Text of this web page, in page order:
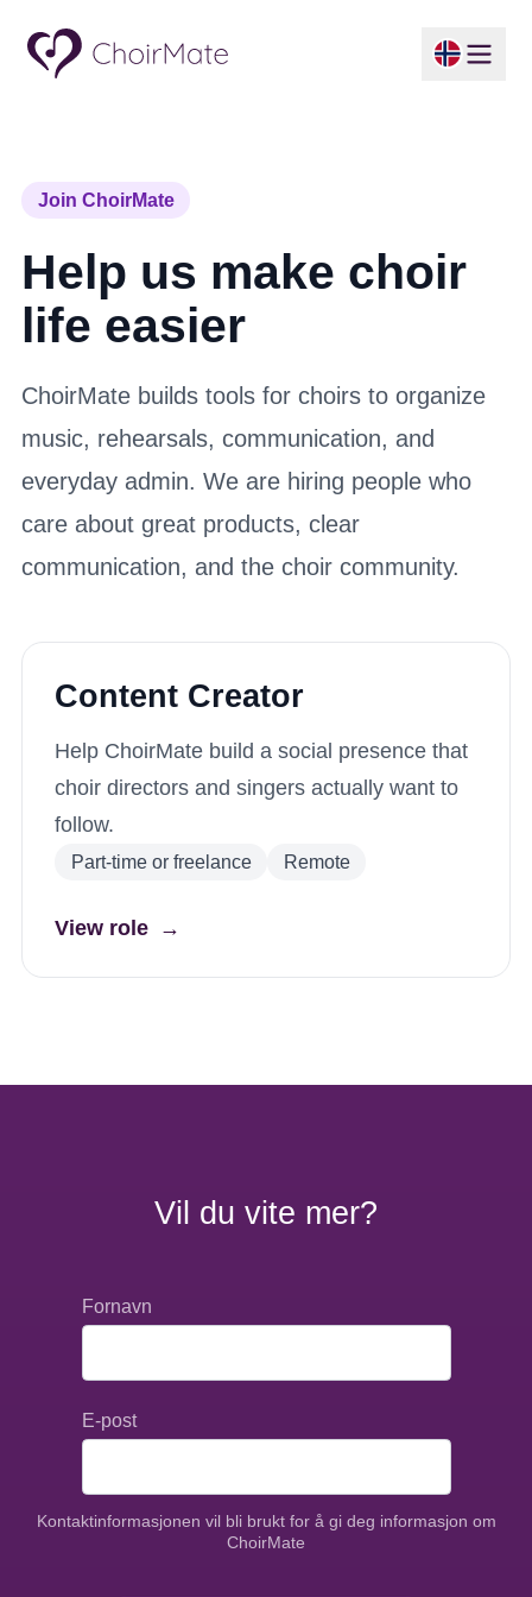
Join ChoirMate
Help us make choir
life easier
ChoirMate builds tools for choirs to organize
music, rehearsals, communication, and
everyday admin. We are hiring people who
care about great products, clear
communication, and the choir community.
Content Creator
Help ChoirMate build a social presence that
choir directors and singers actually want to
follow.
Part-time or freelance Remote
View role →
Vil du vite mer?
Fornavn
E-post
Kontaktinformasjonen vil bli brukt for å gi deg informasjon om
ChoirMate